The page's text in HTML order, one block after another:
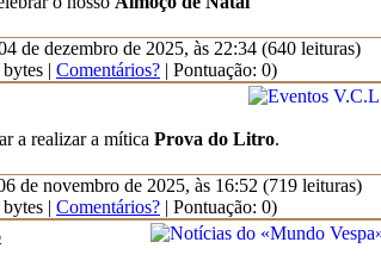
de dezembro de 2025, às 22:34 (640 leituras)
| Comentários? | Pontuação: 0)
a realizar a mítica Prova do Litro.
de novembro de 2025, às 16:52 (719 leituras)
| Comentários? | Pontuação: 0)